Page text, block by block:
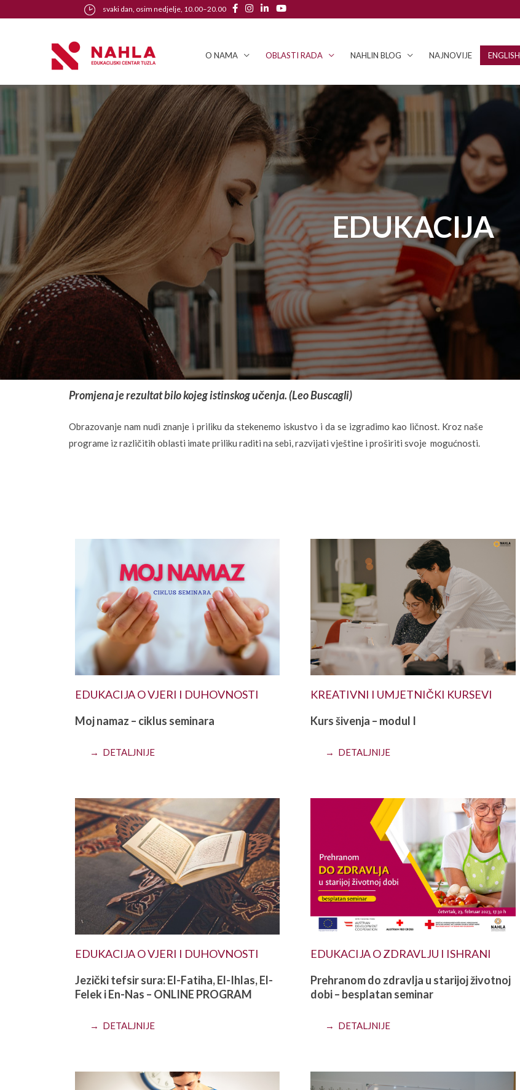
svaki dan, osim nedjelje, 10.00–20.00
O NAMA OBLASTI RADA NAHLIN BLOG NAJNOVIJE ENGLISH
EDUKACIJA
Promjena je rezultat bilo kojeg istinskog učenja. (Leo Buscagli)
Obrazovanje nam nudi znanje i priliku da stekenemo iskustvo i da se izgradimo kao ličnost. Kroz naše
programe iz različitih oblasti imate priliku raditi na sebi, razvijati vještine i proširiti svoje mogućnosti.
EDUKACIJA O VJERI I DUHOVNOSTI
Moj namaz – ciklus seminara
→ DETALJNIJE
KREATIVNI I UMJETNIČKI KURSEVI
Kurs šivenja – modul I
→ DETALJNIJE
EDUKACIJA O VJERI I DUHOVNOSTI
Jezički tefsir sura: El-Fatiha, El-Ihlas, El-
Felek i En-Nas – ONLINE PROGRAM
→ DETALJNIJE
EDUKACIJA O ZDRAVLJU I ISHRANI
Prehranom do zdravlja u starijoj životnoj
dobi – besplatan seminar
→ DETALJNIJE